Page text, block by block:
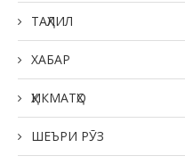
ТАҲЛИЛ
ХАБАР
ҲИКМАТҲО
ШЕЪРИ РӮЗ